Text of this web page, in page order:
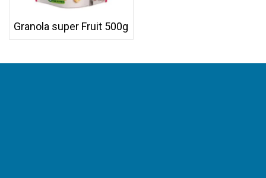
Granola super Fruit 500g